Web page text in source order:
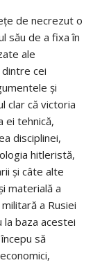
de necrezut o
său de a fixa în
ale
cei
şi
clar că victoria
ei tehnică,
disciplinei,
hitleristă,
şi câte alte
materială a
a Rusiei
la baza acestei
să